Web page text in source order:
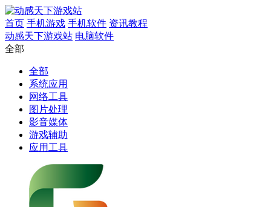
首页 手机游戏 手机软件 资讯教程
动感天下游戏站 电脑软件
全部
全部
系统应用
网络工具
图片处理
影音媒体
游戏辅助
应用工具